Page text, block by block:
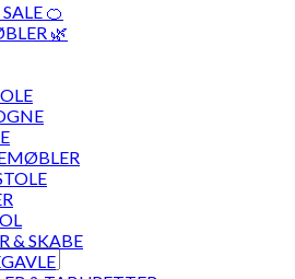
🍊
🌿
& SKABE